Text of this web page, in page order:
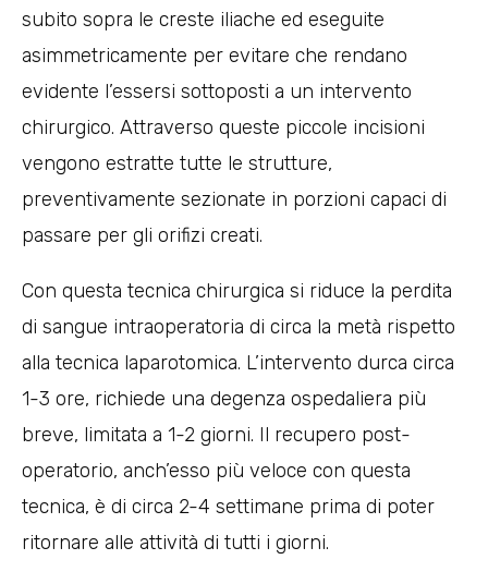
subito sopra le creste iliache ed eseguite
asimmetricamente per evitare che rendano
evidente l’essersi sottoposti a un intervento
chirurgico. Attraverso queste piccole incisioni
vengono estratte tutte le strutture,
preventivamente sezionate in porzioni capaci di
passare per gli orifizi creati.
Con questa tecnica chirurgica si riduce la perdita
di sangue intraoperatoria di circa la metà rispetto
alla tecnica laparotomica. L’intervento durca circa
1-3 ore, richiede una degenza ospedaliera più
breve, limitata a 1-2 giorni. Il recupero post-
operatorio, anch’esso più veloce con questa
tecnica, è di circa 2-4 settimane prima di poter
ritornare alle attività di tutti i giorni.